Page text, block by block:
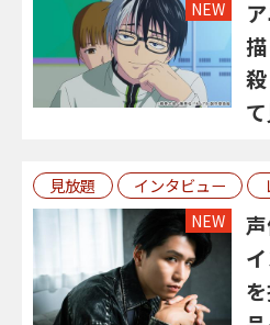
NEW
見放題 インタビュー
NEW